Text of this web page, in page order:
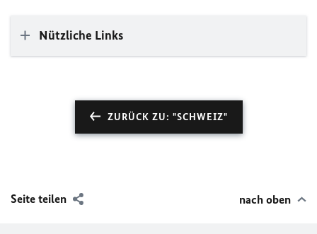
Nützliche Links
ZURÜCK ZU: "SCHWEIZ"
Seite teilen nach oben